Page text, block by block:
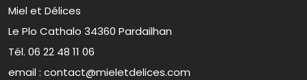
Miel et Délices
Le Plo Cathalo 34360 Pardailhan
Tél. 06 22 48 11 06
email : contact@mieletdelices.com